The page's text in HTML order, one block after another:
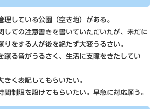
理している公園（空き地）がある。
しての注意書きを書いていただいたが、未だに
りをする人が後を絶たず大変うるさい。
蹴る音がうるさく、生活に支障をきたしてい
きく表記してもらいたい。
間制限を設けてもらいたい。 早急に対応願う。